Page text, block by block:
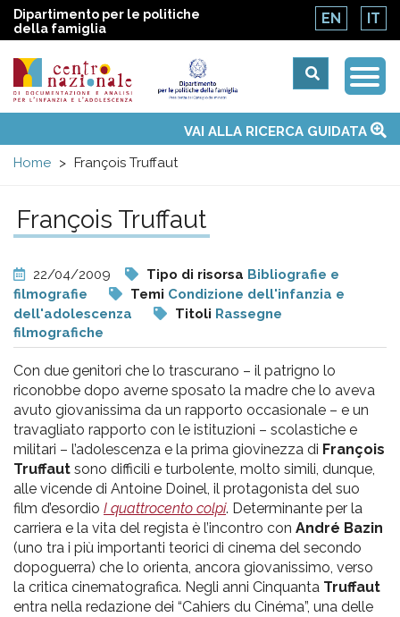
Dipartimento per le politiche
della famiglia
EN IT
Centro
nazionale
di
Documentazione
e
analisi
pr
l'infanzia
e
l'adolescenza
menu
Temi
Attività
Convenzione ONUVAI ALLA RICERCA GUIDATA
Home
François Truffaut
François Truffaut
22/04/2009 Tipo di risorsa Bibliografie e
filmografie
Temi Condizione dell'infanzia e
dell'adolescenza
Titoli Rassegne
filmografiche
Con due genitori che lo trascurano – il patrigno lo
riconobbe dopo averne sposato la madre che lo aveva
avuto giovanissima da un rapporto occasionale – e un
travagliato rapporto con le istituzioni – scolastiche e
militari – l’adolescenza e la prima giovinezza di François
Truffaut sono difficili e turbolente, molto simili, dunque,
alle vicende di Antoine Doinel, il protagonista del suo
film d’esordio I quattrocento colpi. Determinante per la
carriera e la vita del regista è l’incontro con André Bazin
(uno tra i più importanti teorici di cinema del secondo
dopoguerra) che lo orienta, ancora giovanissimo, verso
la critica cinematografica. Negli anni Cinquanta Truffaut
entra nella redazione dei “Cahiers du Cinéma”, una delle